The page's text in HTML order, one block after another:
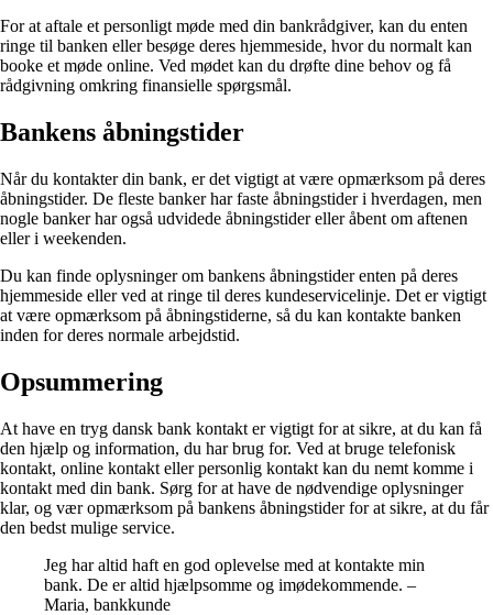
For at aftale et personligt møde med din bankrådgiver, kan du enten
ringe til banken eller besøge deres hjemmeside, hvor du normalt kan
booke et møde online. Ved mødet kan du drøfte dine behov og få
rådgivning omkring finansielle spørgsmål.
Bankens åbningstider
Når du kontakter din bank, er det vigtigt at være opmærksom på deres
åbningstider. De fleste banker har faste åbningstider i hverdagen, men
nogle banker har også udvidede åbningstider eller åbent om aftenen
eller i weekenden.
Du kan finde oplysninger om bankens åbningstider enten på deres
hjemmeside eller ved at ringe til deres kundeservicelinje. Det er vigtigt
at være opmærksom på åbningstiderne, så du kan kontakte banken
inden for deres normale arbejdstid.
Opsummering
At have en tryg dansk bank kontakt er vigtigt for at sikre, at du kan få
den hjælp og information, du har brug for. Ved at bruge telefonisk
kontakt, online kontakt eller personlig kontakt kan du nemt komme i
kontakt med din bank. Sørg for at have de nødvendige oplysninger
klar, og vær opmærksom på bankens åbningstider for at sikre, at du får
den bedst mulige service.
Jeg har altid haft en god oplevelse med at kontakte min
bank. De er altid hjælpsomme og imødekommende. –
Maria, bankkunde